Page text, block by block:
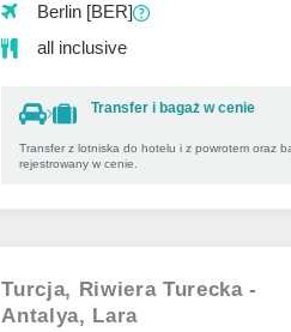
Berlin [BER]
all inclusive
Transfer i bagaż w cenie
Transfer z lotniska do hotelu i z powrotem oraz
rejestrowany w cenie.
Turcja, Riwiera Turecka -
Antalya, Lara